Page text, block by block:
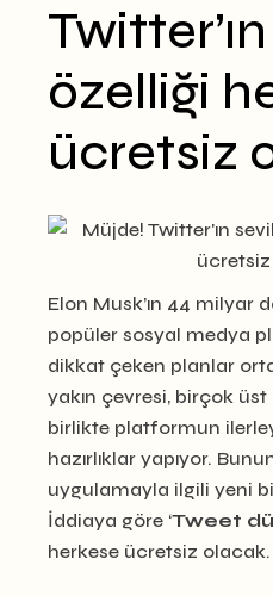
özelliği
ücretsiz
Elon Musk’ın 44 milyar
popüler sosyal medya
dikkat çeken planlar
yakın çevresi, birçok
birlikte platformun
hazırlıklar yapıyor.
uygulamayla ilgili yeni
İddiaya göre ‘Tweet
herkese ücretsiz olacak.